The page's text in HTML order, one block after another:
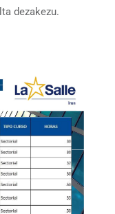
dezakezu.